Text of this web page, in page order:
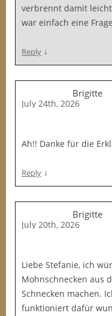
verbrennt damit
war einfach eine
Reply ↓
Brigitte
July 24th, 2026
Ah!! Danke für die
Reply ↓
Brigitte
July 20th, 2026
Liebe Stefanie, ich
Mohnschnecken aus
Schnecken machen.
funktioniert dafür